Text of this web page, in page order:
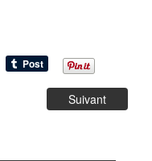
Suivant